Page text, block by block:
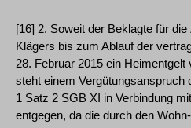
[16] 2. Soweit der Beklagte für
Klägers bis zum Ablauf der
28. Februar 2015 ein
steht einem Vergütungsanspruch
1 Satz 2 SGB XI in Verbindung
entgegen, da die durch den